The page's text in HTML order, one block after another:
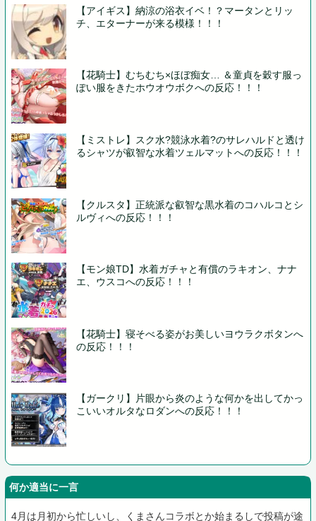
【アイギス】納涼の浴衣イベ！？マータンとリッ
チ、エターナーが来る模様！！！
【花騎士】むちむち×ほぼ痴女… ＆童貞を穀す服っ
ぽい服をきたホウオウボクへの反応！！！
【ミストレ】スク水?競泳水着?のサレハルドと透け
るシャツが叡智な水着ツェルマットへの反応！！！
【クルスタ】正統派な叡智な黒水着のコハルコとシ
ルヴィへの反応！！！
【モン娘TD】水着ガチャと有償のラキオン、ナナ
エ、ウスコへの反応！！！
【花騎士】寝そべる姿がお美しいヨウラクボタンへ
の反応！！！
【ガークリ】片眼から炎のような何かを出してかっ
こいいオルタなロダンへの反応！！！
何か適当に一言
4月は月初から忙しいし、くまさんコラボとか始まるしで投稿が途